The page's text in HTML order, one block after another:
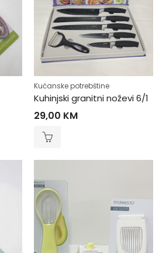
Kućanske potrebštine
Kuhinjski granitni noževi 6/1
29,00 KM